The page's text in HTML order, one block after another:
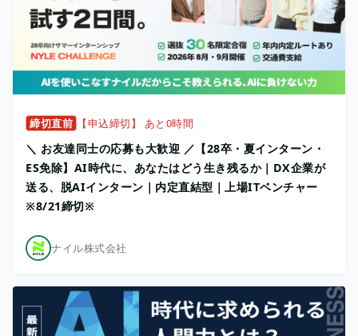
締切直前 【申込締切】 あと0時間
＼ お友達同士の応募も大歓迎 ／【28卒・夏インターン・
ES免除】AI時代に、あなたはどう生き残るか｜DX企業が
送る、脱AIインターン｜内定直結型｜上場ITベンチャー
※8/21締切※
ナイル株式会社